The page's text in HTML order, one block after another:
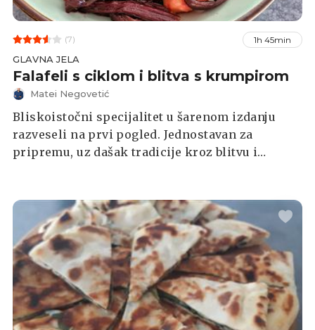
(7) 1h 45min
GLAVNA JELA
Falafeli s ciklom i blitva s krumpirom
Matei Negovetić
Bliskoistočni specijalitet u šarenom izdanju
razveseli na prvi pogled. Jednostavan za
pripremu, uz dašak tradicije kroz blitvu i